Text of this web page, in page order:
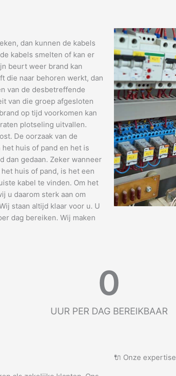
dan kunnen de kabels
kabels smelten of kan er
beurt weer brand kan
die naar behoren werkt, dan
van de desbetreffende
van die groep afgesloten
op tijd voorkomen kan
plotseling uitvallen.
De oorzaak van de
huis of pand en het is
dan gedaan. Zeker wanneer
huis of pand, is het een
kabel te vinden. Om het
u daarom sterk aan om
staan altijd klaar voor u. U
dag bereiken. Wij maken
UUR PER DAG BEREIKBAAR
0
🔌 Onze expertise